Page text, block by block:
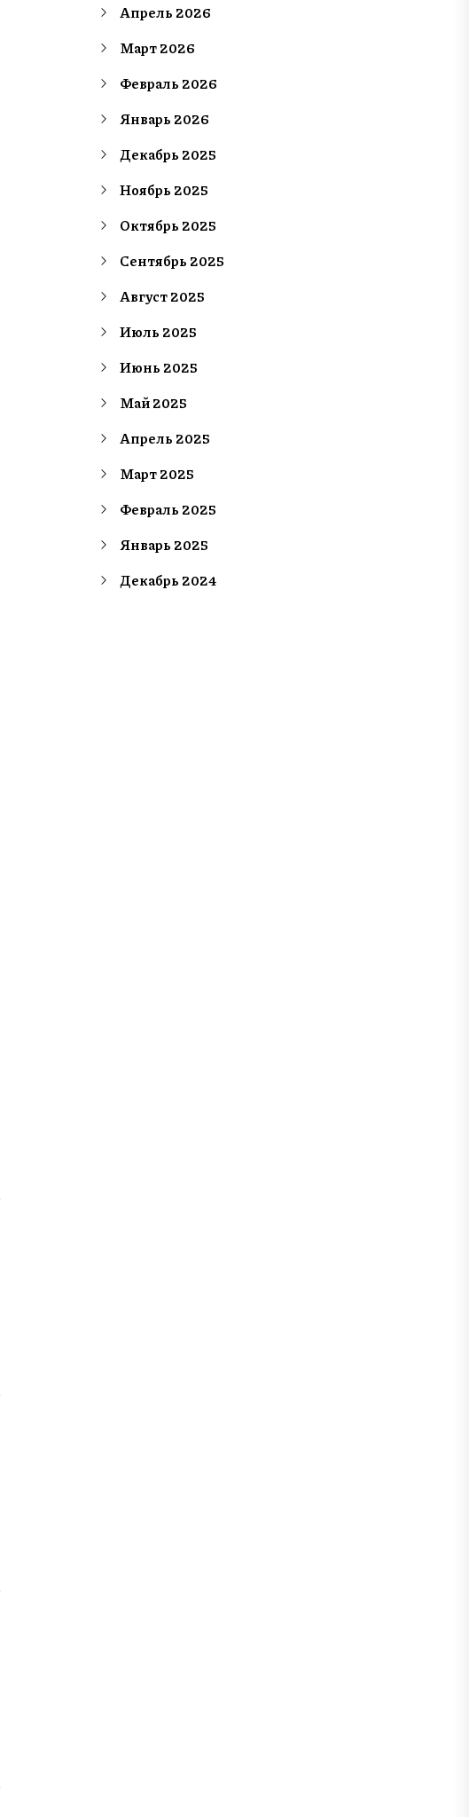
Апрель 2026
Март 2026
Февраль 2026
Январь 2026
Декабрь 2025
Ноябрь 2025
Октябрь 2025
Сентябрь 2025
Август 2025
Июль 2025
Июнь 2025
Май 2025
Апрель 2025
Март 2025
Февраль 2025
Январь 2025
Декабрь 2024